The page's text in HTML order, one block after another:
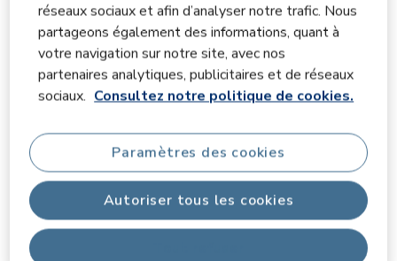
réseaux sociaux et afin d’analyser notre trafic. Nous
partageons également des informations, quant à
votre navigation sur notre site, avec nos
partenaires analytiques, publicitaires et de réseaux
sociaux. Consultez notre politique de cookies.
Autoriser tous les cookies
Paramètres des cookies